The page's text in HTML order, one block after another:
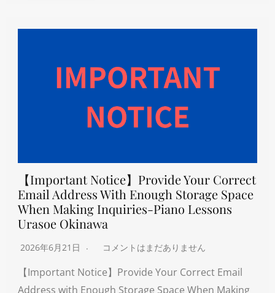
【Important Notice】Provide Your Correct
Email Address With Enough Storage Space
When Making Inquiries-Piano Lessons
Urasoe Okinawa
2026年6月21日 コメントはまだありません
【Important Notice】Provide Your Correct Email
Address with Enough Storage Space When Making